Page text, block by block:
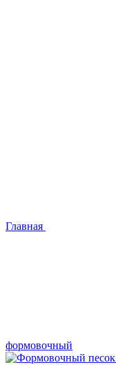
Главная
формовочный